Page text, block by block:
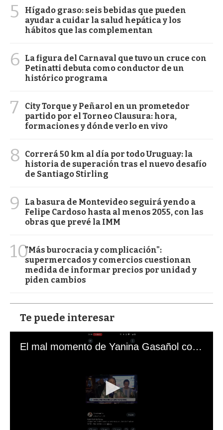
5
Hígado graso: seis bebidas que pueden
ayudar a cuidar la salud hepática y los
hábitos que las complementan
6
La figura del Carnaval que tuvo un cruce con
Petinatti debuta como conductor de un
histórico programa
7
City Torque y Peñarol en un prometedor
partido por el Torneo Clausura: hora,
formaciones y dónde verlo en vivo
8
Correrá 50 km al día por todo Uruguay: la
historia de superación tras el nuevo desafío
de Santiago Stirling
9
La basura de Montevideo seguirá yendo a
Felipe Cardoso hasta al menos 2055, con las
obras que prevé la IMM
10"Más burocracia y complicación":
supermercados y comercios cuestionan
medida de informar precios por unidad y
piden cambios
Te puede interesar
El mal momento de Yanina Gasañol con un hincha argentino en "Subrayado"